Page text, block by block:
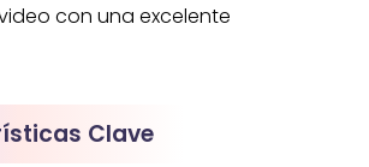
con una excelente
Clave